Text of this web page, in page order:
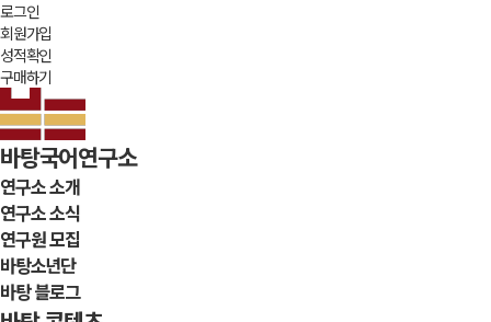
로그인
회원가입
성적확인
구매하기
바탕국어연구소
연구소 소개
연구소 소식
연구원 모집
바탕소년단
바탕 블로그